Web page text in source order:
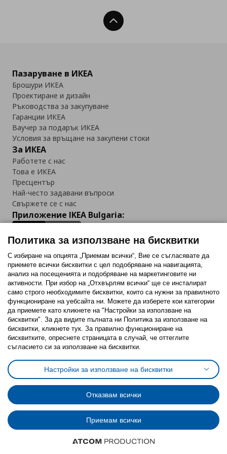
Нагоре
Пазаруване в ИКЕА
Брошури ИКЕА
Проектиране и дизайн
Ръководства за закупуване
Гаранции ИКЕА
Ваучер за подарък ИКЕА
Условия за връщане на закупени стоки
За ИКЕА
Работете с нас
Това е ИКЕА
Пресцентър
Най-често задавани въпроси
Свържете се с нас
Приложение IKEA Bulgaria:
Последвайте ни:
FacebookTwitterYoutubePinterestInstagram
Политика за използване на бисквитки (Cookies)
Избор на настройки за използване на бисквитки
Условия за ползване на ikea.bgОбща политика за личните данни
Политика за защита на личните данни на ikea.bg
Общи условия на програма IKEA Family
Политика за защита на лични данни на програма IKEA Family
© Inter-IKEA Systems B.V. 1999 - 2025
Политика за използване на бисквитки
С избиране на опцията „Приемам всички“, Вие се съгласявате да
приемете всички бисквитки с цел подобряване на навигацията,
анализ на посещенията и подобряване на маркетинговите ни
активности. При избор на „Отхвърлям всички“ ще се инсталират
само строго необходимитe бисквитки, които са нужни за правилното
функциониране на уебсайта ни. Можете да изберете кои категории
да приемете като кликнете на "Настройки за използване на
бисквитки". За да видите пълната ни Политика за използване на
бисквитки, кликнете тук. За правилно функциониране на
бисквитките, опреснете страницата в случай, че оттеглите
съгласието си за използване на бисквитки.
Настройки за използване на бисквитки
Отказвам всички
Приемам всички